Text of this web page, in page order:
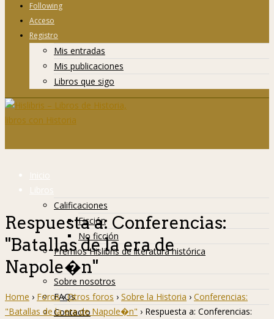
Following
Acceso
Registro
Mis entradas
Mis publicaciones
Libros que sigo
Inicio
Libros
Calificaciones
Ficción
No ficción
Premios Hislibris de literatura histórica
Info
Sobre nosotros
FAQs
Contacto
Respuesta a: Conferencias:
"Batallas de la era de
Napole�n"
Home › Foros › Otros foros › Sobre la Historia › Conferencias:
"Batallas de la era de Napole�n" › Respuesta a: Conferencias: